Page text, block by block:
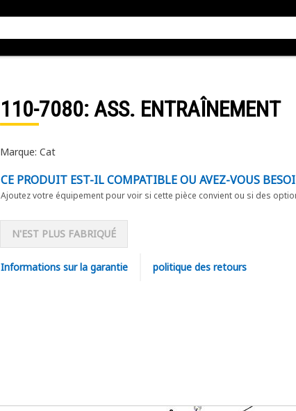
110-7080: ASS. ENTRAÎNEMENT
Marque: Cat
CE PRODUIT EST-IL COMPATIBLE OU AVEZ-VOUS
Ajoutez votre équipement pour voir si cette pièce convient ou si des
N'EST PLUS FABRIQUÉ
Informations sur la garantie politique des retours